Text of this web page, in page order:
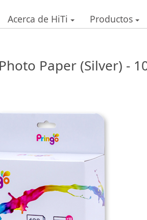
Acerca de HiTi Productos
Paper (Silver) -